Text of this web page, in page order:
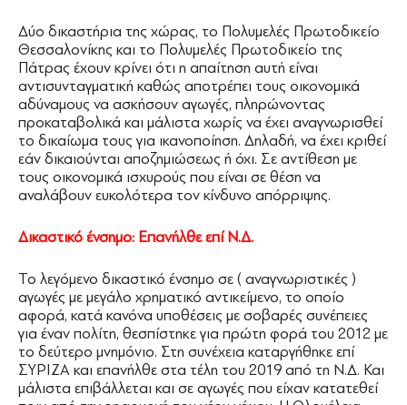
Δύο δικαστήρια της χώρας, το Πολυμελές Πρωτοδικείο
Θεσσαλονίκης και το Πολυμελές Πρωτοδικείο της
Πάτρας έχουν κρίνει ότι η απαίτηση αυτή είναι
αντισυνταγματική καθώς αποτρέπει τους οικονομικά
αδύναμους να ασκήσουν αγωγές, πληρώνοντας
προκαταβολικά και μάλιστα χωρίς να έχει αναγνωρισθεί
το δικαίωμα τους για ικανοποίηση. Δηλαδή, να έχει κριθεί
εάν δικαιούνται αποζημιώσεως ή όχι. Σε αντίθεση με
τους οικονομικά ισχυρούς που είναι σε θέση να
αναλάβουν ευκολότερα τον κίνδυνο απόρριψης.
Δικαστικό ένσημο: Επανήλθε επί Ν.Δ.
Το λεγόμενο δικαστικό ένσημο σε ( αναγνωριστικές )
αγωγές με μεγάλο χρηματικό αντικείμενο, το οποίο
αφορά, κατά κανόνα υποθέσεις με σοβαρές συνέπειες
για έναν πολίτη, θεσπίστηκε για πρώτη φορά του 2012 με
το δεύτερο μνημόνιο. Στη συνέχεια καταργήθηκε επί
ΣΥΡΙΖΑ και επανήλθε στα τέλη του 2019 από τη Ν.Δ. Και
μάλιστα επιβάλλεται και σε αγωγές που είχαν κατατεθεί